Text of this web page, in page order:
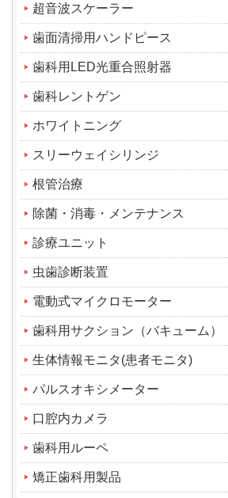
超音波スケーラー
歯面清掃用ハンドピース
歯科用LED光重合照射器
歯科レントゲン
ホワイトニング
スリーウェイシリンジ
根管治療
除菌・消毒・メンテナンス
診療ユニット
虫歯診断装置
電動式マイクロモーター
歯科用サクション（バキューム）
生体情報モニタ(患者モニタ)
パルスオキシメーター
口腔内カメラ
歯科用ルーペ
矯正歯科用製品